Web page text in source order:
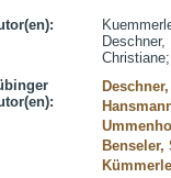
Deschner,
Christiane
Benseler,